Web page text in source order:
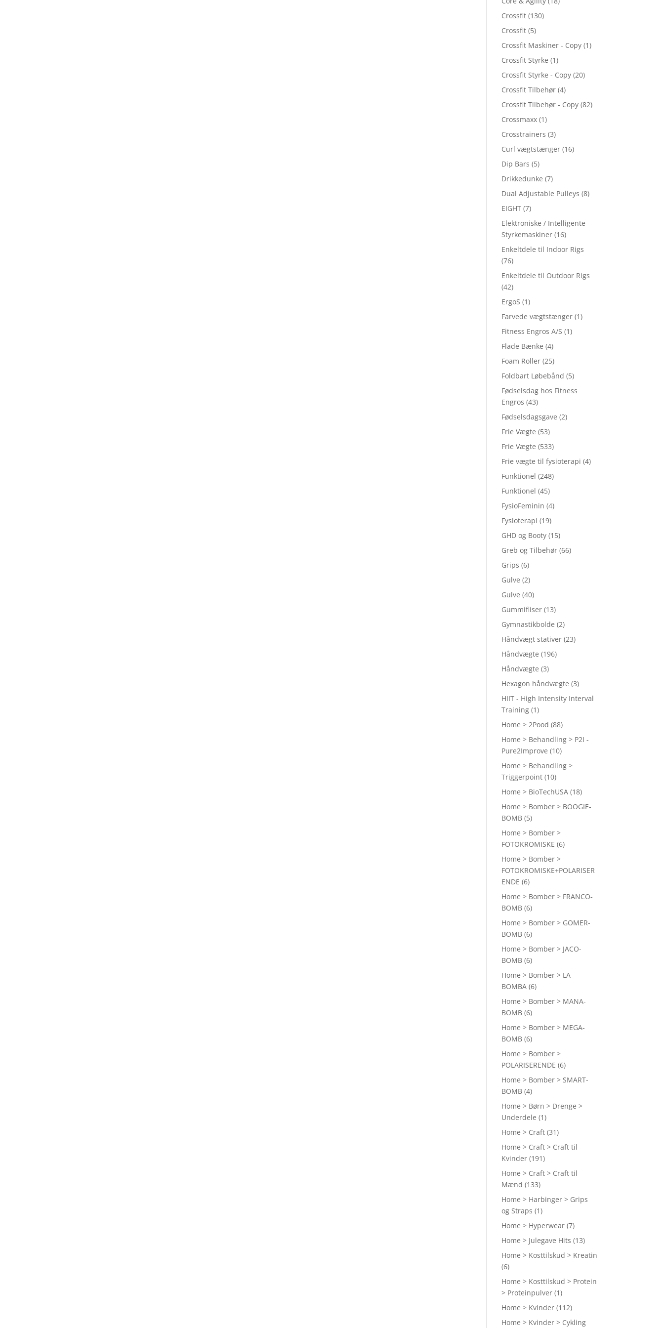
Crossfit (130)
Crossfit (5)
Crossfit Maskiner - Copy (1)
Crossfit Styrke (1)
Crossfit Styrke - Copy (20)
Crossfit Tilbehør (4)
Crossfit Tilbehør - Copy (82)
Crossmaxx (1)
Crosstrainers (3)
Curl vægtstænger (16)
Dip Bars (5)
Drikkedunke (7)
Dual Adjustable Pulleys (8)
EIGHT (7)
Elektroniske / Intelligente
Styrkemaskiner (16)
Enkeltdele til Indoor Rigs
(76)
Enkeltdele til Outdoor Rigs
(42)
ErgoS (1)
Farvede vægtstænger (1)
Fitness Engros A/S (1)
Flade Bænke (4)
Foam Roller (25)
Foldbart Løbebånd (5)
Fødselsdag hos Fitness
Engros (43)
Fødselsdagsgave (2)
Frie Vægte (53)
Frie Vægte (533)
Frie vægte til fysioterapi (4)
Funktionel (248)
Funktionel (45)
FysioFeminin (4)
Fysioterapi (19)
GHD og Booty (15)
Greb og Tilbehør (66)
Grips (6)
Gulve (2)
Gulve (40)
Gummifliser (13)
Gymnastikbolde (2)
Håndvægt stativer (23)
Håndvægte (196)
Håndvægte (3)
Hexagon håndvægte (3)
HIIT - High Intensity Interval
Training (1)
Home > 2Pood (88)
Home > Behandling > P2I -
Pure2Improve (10)
Home > Behandling >
Triggerpoint (10)
Home > BioTechUSA (18)
Home > Bomber > BOOGIE-
BOMB (5)
Home > Bomber >
FOTOKROMISKE (6)
Home > Bomber >
FOTOKROMISKE+POLARISER
ENDE (6)
Home > Bomber > FRANCO-
BOMB (6)
Home > Bomber > GOMER-
BOMB (6)
Home > Bomber > JACO-
BOMB (6)
Home > Bomber > LA
BOMBA (6)
Home > Bomber > MANA-
BOMB (6)
Home > Bomber > MEGA-
BOMB (6)
Home > Bomber >
POLARISERENDE (6)
Home > Bomber > SMART-
BOMB (4)
Home > Børn > Drenge >
Underdele (1)
Home > Craft (31)
Home > Craft > Craft til
Kvinder (191)
Home > Craft > Craft til
Mænd (133)
Home > Harbinger > Grips
og Straps (1)
Home > Hyperwear (7)
Home > Julegave Hits (13)
Home > Kosttilskud > Kreatin
(6)
Home > Kosttilskud > Protein
> Proteinpulver (1)
Home > Kvinder (112)
Home > Kvinder > Cykling